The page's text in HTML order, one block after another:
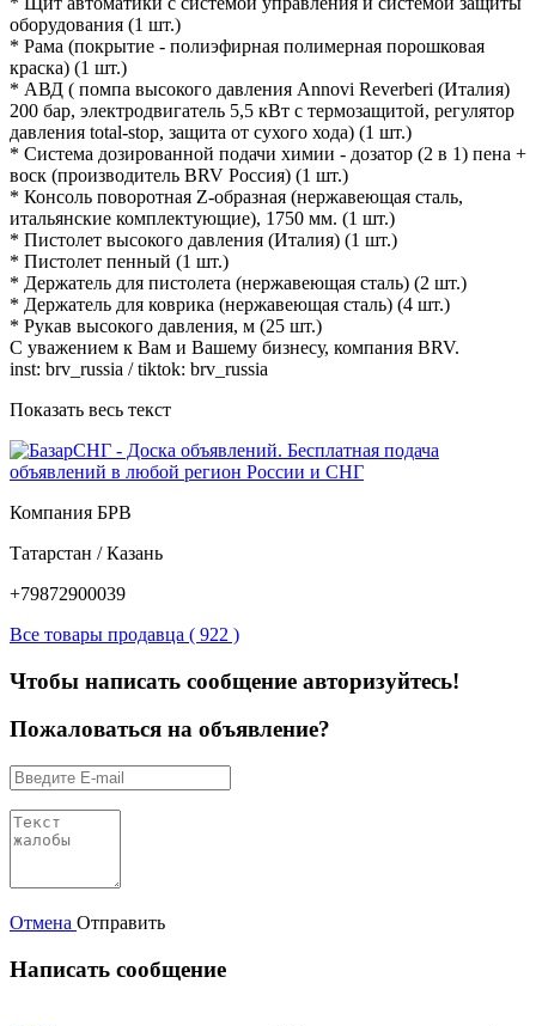
оборудования (1 шт.)
* Рама (покрытие - полиэфирная полимерная порошковая
краска) (1 шт.)
* АВД ( помпа высокого давления Annovi Reverberi (Италия)
200 бар, электродвигатель 5,5 кВт с термозащитой, регулятор
давления total-stop, защита от сухого хода) (1 шт.)
* Система дозированной подачи химии - дозатор (2 в 1) пена +
воск (производитель BRV Россия) (1 шт.)
* Консоль поворотная Z-образная (нержавеющая сталь,
итальянские комплектующие), 1750 мм. (1 шт.)
* Пистолет высокого давления (Италия) (1 шт.)
* Пистолет пенный (1 шт.)
* Держатель для пистолета (нержавеющая сталь) (2 шт.)
* Держатель для коврика (нержавеющая сталь) (4 шт.)
* Рукав высокого давления, м (25 шт.)
С уважением к Вам и Вашему бизнесу, компания BRV.
inst: brv_russia / tiktok: brv_russia
Показать весь текст
Компания БРВ
Татарстан / Казань
+79872900039
Все товары продавца ( 922 )
Чтобы написать сообщение авторизуйтесь!
Пожаловаться на объявление?
Отмена Отправить
Написать сообщение